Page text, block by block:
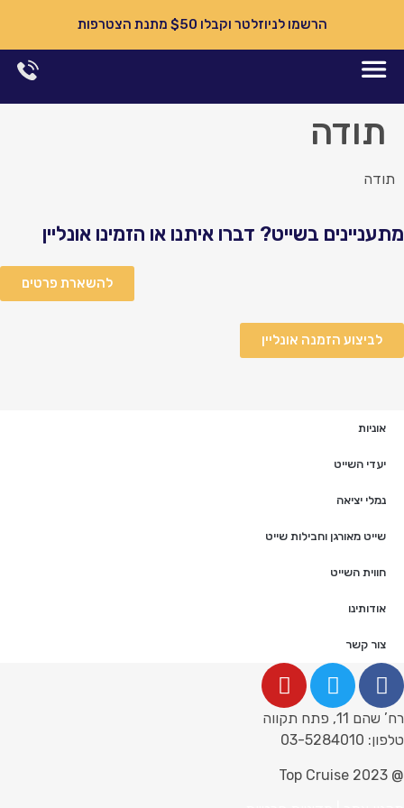
הרשמו לניוזלטר וקבלו $50 מתנת הצטרפות
תודה
תודה
מתעניינים בשייט? דברו איתנו או הזמינו אונליין
להשארת פרטים
לביצוע הזמנה אונליין
אוניות
יעדי השייט
נמלי יציאה
שייט מאורגן וחבילות שייט
חווית השייט
אודותינו
צור קשר
רח’ שהם 11, פתח תקווה
טלפון: 03-5284010
@ 2023 Top Cruise